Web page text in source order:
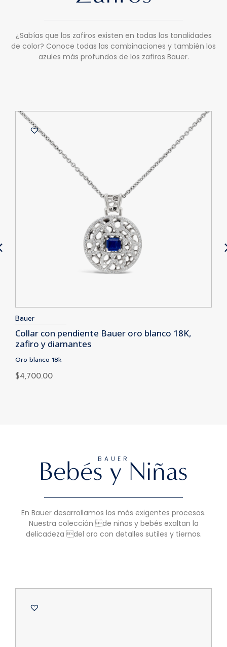
¿Sabías que los zafiros existen en todas las tonalidades
de color? Conoce todas las combinaciones y también los
azules más profundos de los zafiros Bauer.
Bauer
Collar con pendiente Bauer oro blanco 18K,
zafiro y diamantes
Oro blanco 18k
$4,700.00
BAUER
Bebés y Niñas
En Bauer desarrollamos los más exigentes procesos.
Nuestra colección de niñas y bebés exaltan la
delicadeza del oro con detalles sutiles y tiernos.